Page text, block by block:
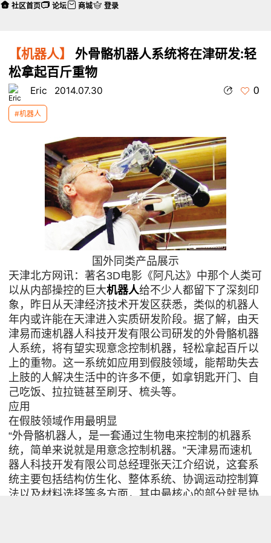
【机器人】
外骨骼机器人系统将在津研发:轻
松拿起百斤重物
Eric 2014.07.30 0
#机器人
国外同类产品展示
天津北方网讯：著名3D电影《阿凡达》中那个人类可
以从内部操控的巨大机器人给不少人都留下了深刻印
象，昨日从天津经济技术开发区获悉，类似的机器人
年内或许能在天津进入实质研发阶段。据了解，由天
津易而速机器人科技开发有限公司研发的外骨骼机器
人系统，将有望实现意念控制机器，轻松拿起百斤以
上的重物。这一系统如应用到假肢领域，能帮助失去
上肢的人解决生活中的许多不便，如拿钥匙开门、自
己吃饭、拉拉链甚至刷牙、梳头等。
应用
在假肢领域作用最明显
“外骨骼机器人，是一套通过生物电来控制的机器系
统，简单来说就是用意念控制机器。”天津易而速机
器人科技开发有限公司总经理张天江介绍说，这套系
统主要包括结构仿生化、整体系统、协调运动控制算
法以及材料选择等多方面，其中最核心的部分就是协
社区首页 论坛 商城 登录